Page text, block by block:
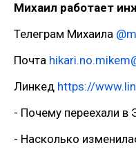
Михаил работает
Телеграм Михаила
Почта
Линкед https://
- Почему переехали в
- Насколько